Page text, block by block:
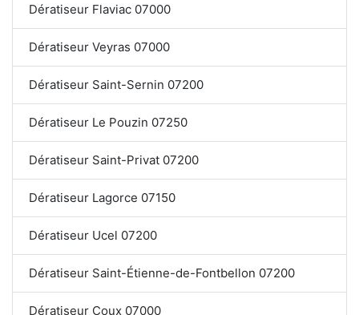
Dératiseur Flaviac 07000
Dératiseur Veyras 07000
Dératiseur Saint-Sernin 07200
Dératiseur Le Pouzin 07250
Dératiseur Saint-Privat 07200
Dératiseur Lagorce 07150
Dératiseur Ucel 07200
Dératiseur Saint-Étienne-de-Fontbellon 07200
Dératiseur Coux 07000